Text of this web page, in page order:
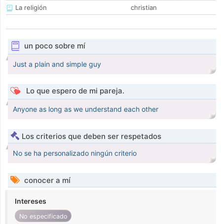
La religión
christian
un poco sobre mí
Just a plain and simple guy
Lo que espero de mi pareja.
Anyone as long as we understand each other
Los criterios que deben ser respetados
No se ha personalizado ningún criterio
conocer a mí
Intereses
No especificado